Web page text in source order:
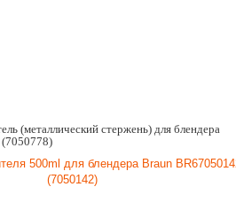
(металлический стержень) для блендера